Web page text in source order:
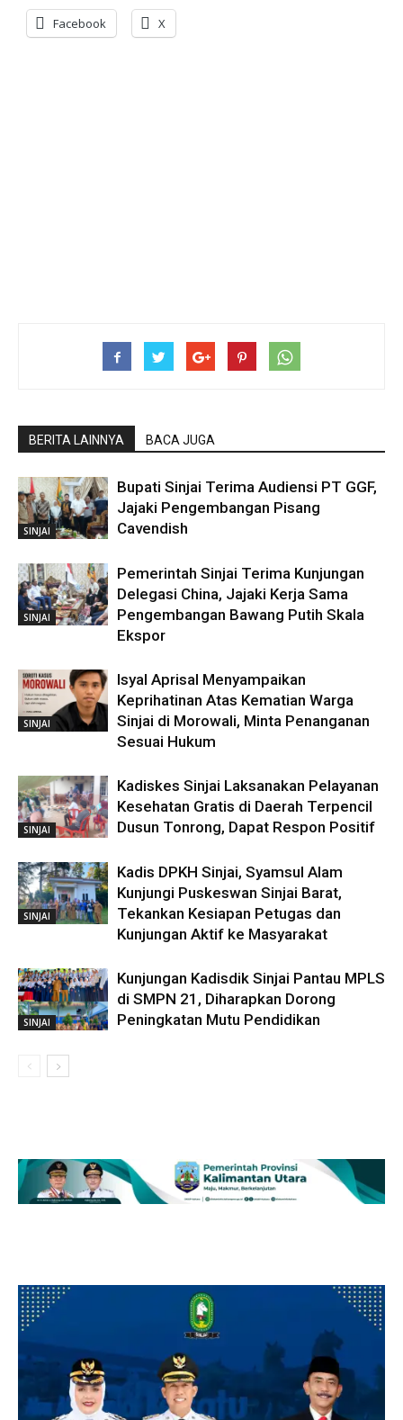
Facebook X
BERITA LAINNYA BACA JUGA
SINJAI
Bupati Sinjai Terima Audiensi PT GGF,
Jajaki Pengembangan Pisang
Cavendish
SINJAI
Pemerintah Sinjai Terima Kunjungan
Delegasi China, Jajaki Kerja Sama
Pengembangan Bawang Putih Skala
Ekspor
SINJAI
Isyal Aprisal Menyampaikan
Keprihatinan Atas Kematian Warga
Sinjai di Morowali, Minta Penanganan
Sesuai Hukum
SINJAI
Kadiskes Sinjai Laksanakan Pelayanan
Kesehatan Gratis di Daerah Terpencil
Dusun Tonrong, Dapat Respon Positif
SINJAI
Kadis DPKH Sinjai, Syamsul Alam
Kunjungi Puskeswan Sinjai Barat,
Tekankan Kesiapan Petugas dan
Kunjungan Aktif ke Masyarakat
SINJAI
Kunjungan Kadisdik Sinjai Pantau MPLS
di SMPN 21, Diharapkan Dorong
Peningkatan Mutu Pendidikan